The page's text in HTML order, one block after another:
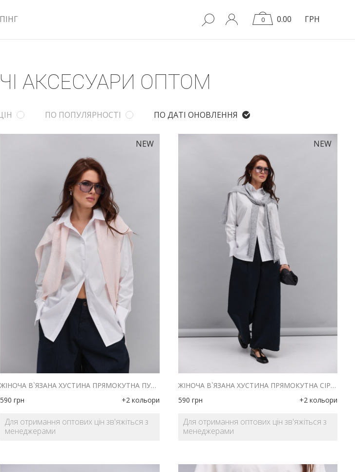
0 0.00 ГРН
АКСЕСУАРИ ОПТОМ
ПО ПОПУЛЯРНОСТІ ПО ДАТІ ОНОВЛЕННЯ
NEW
ЖІНОЧА В`ЯЗАНА ХУСТИНА ПРЯМОКУТНА ПУДРОВОГО КОЛЬОРУ
590 грн +2 кольори
Для отримання оптових цін зв'яжіться з
менеджерами
NEW
ЖІНОЧА В`ЯЗАНА ХУСТИНА ПРЯМОКУТНА СІРОГО КОЛЬОРУ
590 грн +2 кольори
Для отримання оптових цін зв'яжіться з
менеджерами